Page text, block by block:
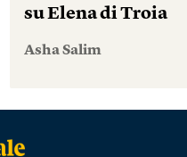
su Elena di Troia
Asha Salim